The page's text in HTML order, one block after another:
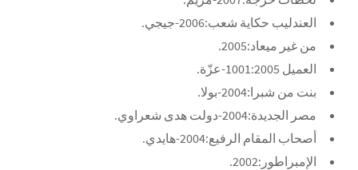
العندليب حكاية شعب:2006-جيجي.
من غير ميعاد:2005.
العميل 1001:2005-عزّة.
بنت من شبرا:2004-بولا.
مصر الجديدة:2004-دولت هدى شعراوي.
أصحاب المقام الرفيع:2004-هايدي.
الإمبراطور:2002.